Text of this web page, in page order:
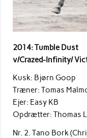
2014: Tumble Dust
v/Crazed-Infinity/
Kusk: Bjørn Goop
Træner: Tomas
Ejer: Easy KB
Opdrætter: Thomas
Nr. 2. Tano Bork